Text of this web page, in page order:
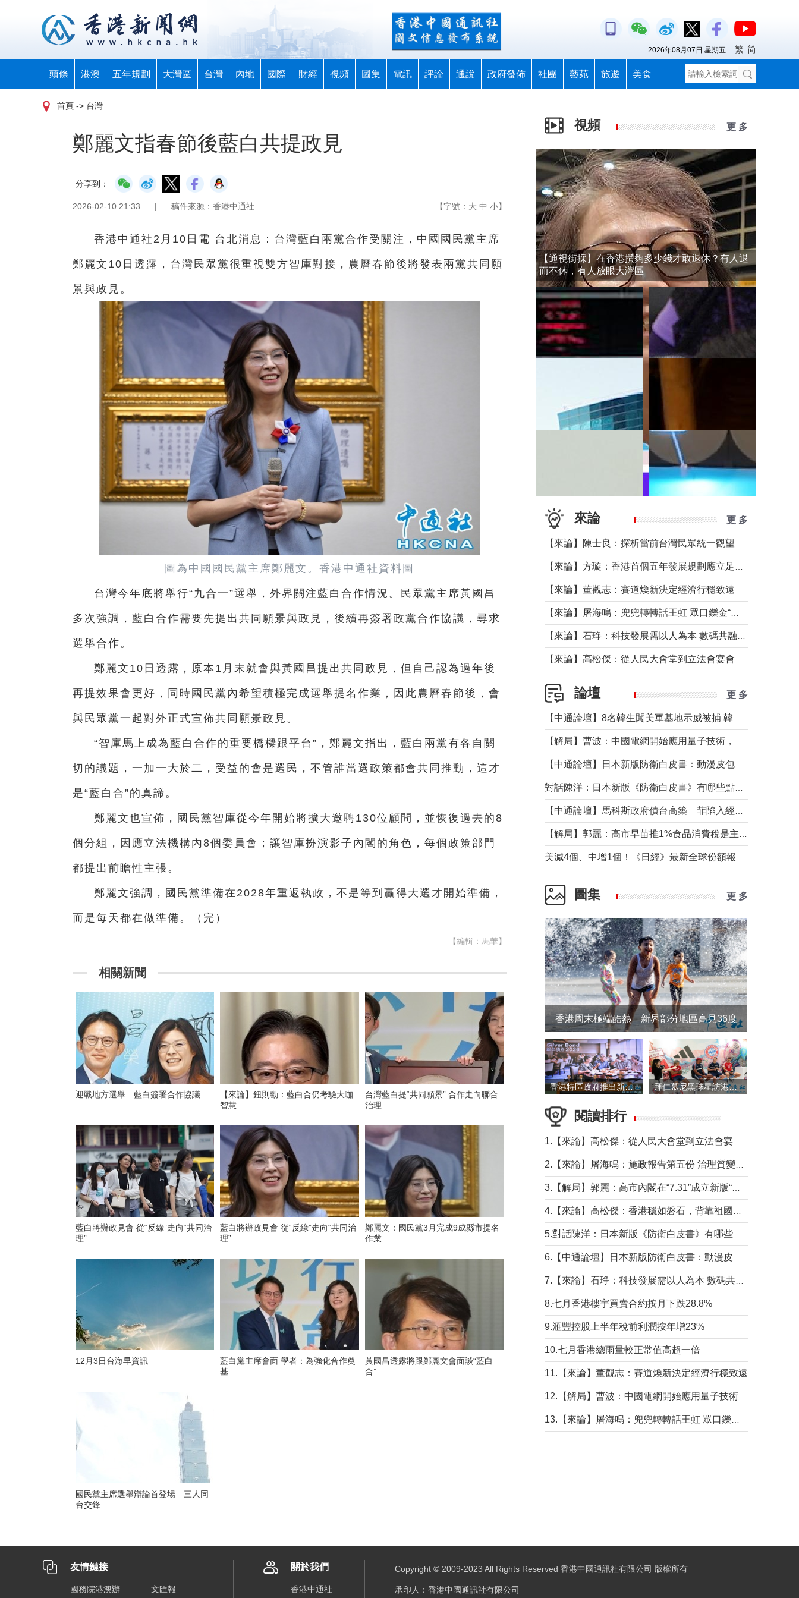
頭條 港澳 五年規劃 大灣區 台灣 內地 國際 財經 視頻 圖集 電訊 評論 通說 政府發佈 社團 藝苑 旅遊 美食
2026年08月07日 星期五 繁 简
首頁 -> 台灣
鄭麗文指春節後藍白共提政見
分享到：
2026-02-10 21:33 | 稿件來源：香港中通社 【字號： 大 中 小】
香港中通社2月10日電 台北消息：台灣藍白兩黨合作受關注，中國國民黨主席
鄭麗文10日透露，台灣民眾黨很重視雙方智庫對接，農曆春節後將發表兩黨共同願
景與政見。
圖為 中國國民黨主席鄭麗文。 香港中通社資料圖
台灣今年底將舉行“九合一”選舉，外界關注藍白合作情況。民眾黨主席黃國昌
多次強調，藍白合作需要先提出共同願景與政見，後續再簽署政黨合作協議，尋求
選舉合作。
鄭麗文10日透露，原本1月末就會與黃國昌提出共同政見，但自己認為過年後
再提效果會更好，同時國民黨內希望積極完成選舉提名作業，因此農曆春節後，會
與民眾黨一起對外正式宣佈共同願景政見。
“智庫馬上成為藍白合作的重要橋樑跟平台”，鄭麗文指出，藍白兩黨有各自關
切的議題，一加一大於二，受益的會是選民，不管誰當選政策都會共同推動，這才
是“藍白合”的真諦。
鄭麗文也宣佈，國民黨智庫從今年開始將擴大邀聘130位顧問，並恢復過去的8
個分組，因應立法機構內8個委員會；讓智庫扮演影子內閣的角色，每個政策部門
都提出前瞻性主張。
鄭麗文強調，國民黨準備在2028年重返執政，不是等到贏得大選才開始準備，
而是每天都在做準備。（完）
【編輯：馬華】
相關新聞
迎戰地方選舉 藍白簽署合作協議
【來論】鈕則勳：藍白合仍考驗大咖
智慧
台灣藍白提“共同願景” 合作走向聯合
治理
藍白將辦政見會 從“反綠”走向“共同治
理”
藍白將辦政見會 從“反綠”走向“共同治
理”
鄭麗文：國民黨3月完成9成縣市提名
作業
12月3日台海早資訊
藍白黨主席會面 學者：為強化合作奠
基
黃國昌透露將跟鄭麗文會面談“藍白
合”
國民黨主席選舉辯論首登場 三人同
台交鋒
視頻 更 多
【通視街採】在香港攢夠多少錢才敢退休？有人退
而不休，有人放眼大灣區
來論 更 多
【來論】董觀志：賽道煥新決定經濟行穩致遠
論壇 更 多
圖集 更 多
香港周末極端酷熱 新界部分地區高見36度
香港特區政府推出新一批銀色債券 每手1萬元保底息4.25厘 拜仁慕尼黑球星訪港 與球迷近距離互動
閱讀排行
8.七月香港樓宇買賣合約按月下跌28.8%
9.滙豐控股上半年稅前利潤按年增23%
10.七月香港總雨量較正常值高超一倍
11.【來論】董觀志：賽道煥新決定經濟行穩致遠
友情鏈接
國務院港澳辦 文匯報
關於我們
香港中通社
Copyright © 2009-2023 All Rights Reserved 香港中國通訊社有限公司 版權所有
承印人：香港中國通訊社有限公司